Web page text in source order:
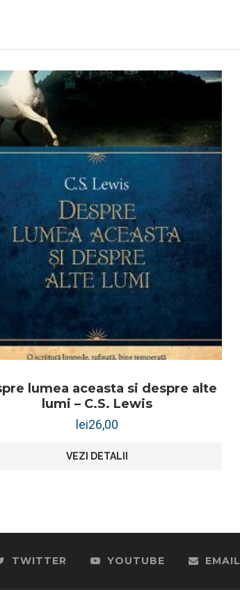
lumea aceasta si despre alte
lumi – C.S. Lewis
lei26,00
VEZI DETALII
TWITTER YOUTUBE EMAIL